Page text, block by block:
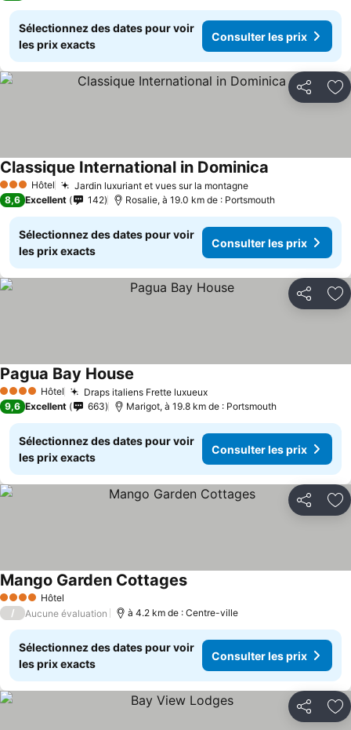
Sélectionnez des dates pour voir
les prix exacts
Consulter les prix
Partager
3 ÉtoilesHôtel Jardin luxuriant et vues sur la montagne
Classique International in Dominica
8,6 Excellent 142 Rosalie, à 19.0 km de : Portsmouth
Sélectionnez des dates pour voir
les prix exacts
Consulter les prix
Partager
4 Étoiles Hôtel Draps italiens Frette luxueux
Pagua Bay House
9,6 Excellent 663 Marigot, à 19.8 km de : Portsmouth
Sélectionnez des dates pour voir
les prix exacts
Consulter les prix
Partager
4 Étoiles Hôtel
Mango Garden Cottages
/ Aucune évaluation à 4.2 km de : Centre-ville
Sélectionnez des dates pour voir
les prix exacts
Consulter les prix
Partager